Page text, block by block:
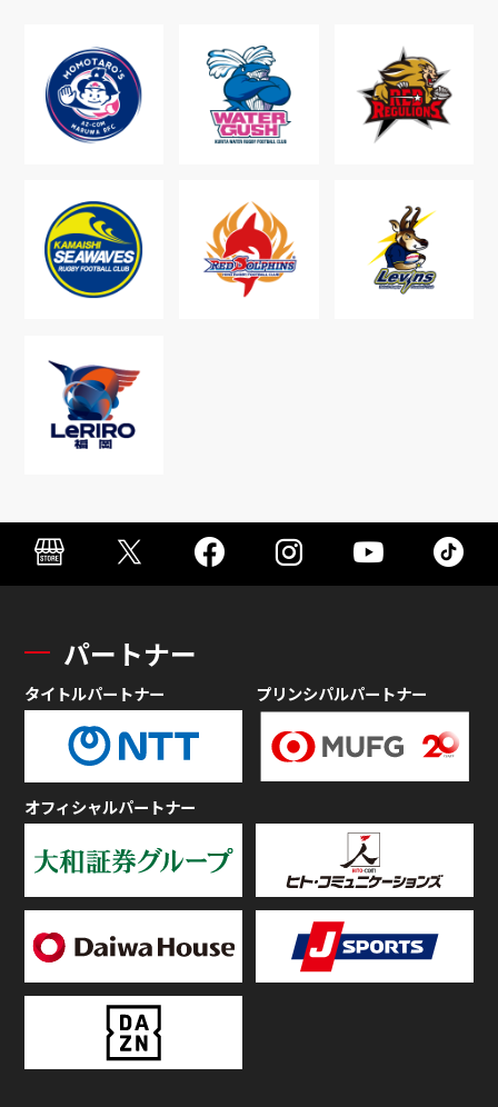
パートナー
タイトルパートナー プリンシパルパートナー
オフィシャルパートナー